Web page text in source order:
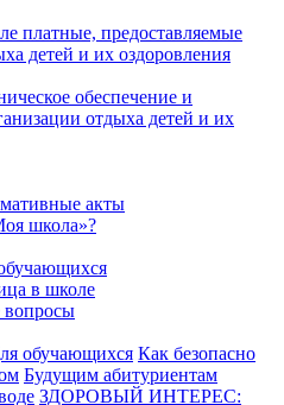
платные, предоставляемые
детей и их оздоровления
обеспечение и
отдыха детей и их
акты
школа»?
в школе
вопросы
обучающихся Как безопасно
Будущим абитуриентам
ЗДОРОВЫЙ ИНТЕРЕС: